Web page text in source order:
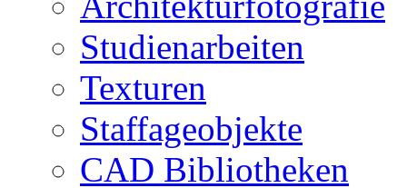
Studienarbeiten
Texturen
Staffageobjekte
CAD Bibliotheken